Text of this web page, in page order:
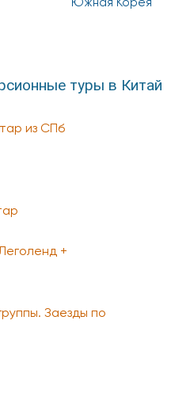
Южная Корея
туры в Китай
из СПб
+
Заезды по